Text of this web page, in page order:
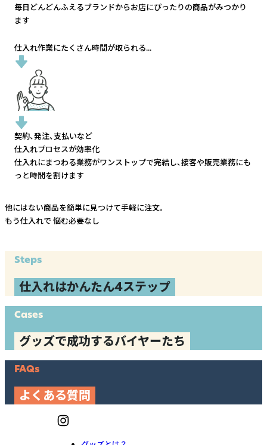
毎日どんどんふえるブランドからお店にぴったりの商品がみつかり
ます
仕入れ作業にたくさん時間が取られる...
契約、発注、支払いなど
仕入れプロセスが効率化
仕入れにまつわる業務がワンストップで完結し、接客や販売業務にも
っと時間を割けます
他にはない商品を簡単に見つけて手軽に注文。
もう仕入れで 悩む必要なし
Steps
仕入れはかんたん4ステップ
Cases
グッズで成功するバイヤーたち
FAQs
よくある質問